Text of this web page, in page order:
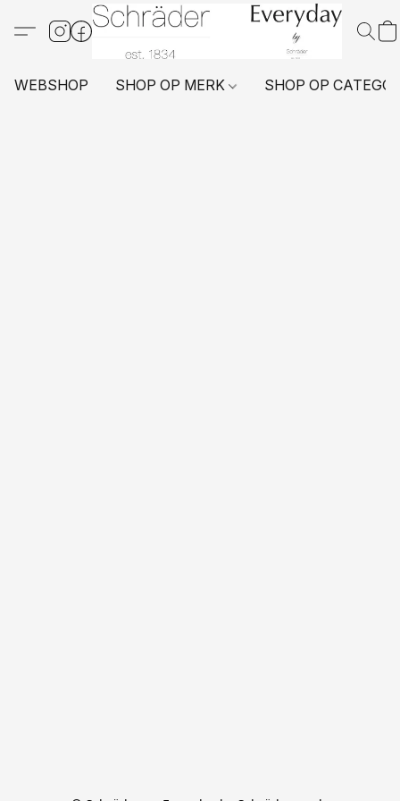
WEBSHOP SHOP OP MERK SHOP OP